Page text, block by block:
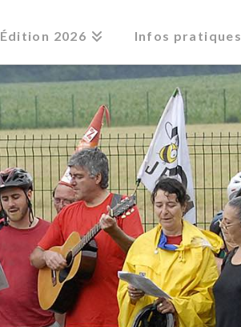
Édition 2026 Infos pratiques